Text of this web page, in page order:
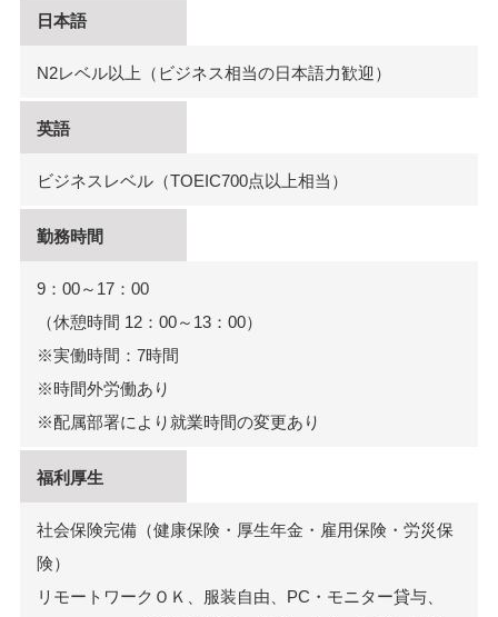
日本語
N2レベル以上（ビジネス相当の日本語力歓迎）
英語
ビジネスレベル（TOEIC700点以上相当）
勤務時間
9：00～17：00
（休憩時間 12：00～13：00）
※実働時間：7時間
※時間外労働あり
※配属部署により就業時間の変更あり
福利厚生
社会保険完備（健康保険・厚生年金・雇用保険・労災保
険）
リモートワークＯＫ、服装自由、PC・モニター貸与、